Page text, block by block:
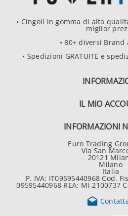
• Cingoli in gomma di alta
miglior
• 80+ diversi Brand
• Spedizioni GRATUITE e
IL MIO
INFORMAZIONI
Euro Trading
Via San
20121
Milano
Italia
P. IVA: IT09595440968 Cod.
09595440968 REA: MI-2100737
